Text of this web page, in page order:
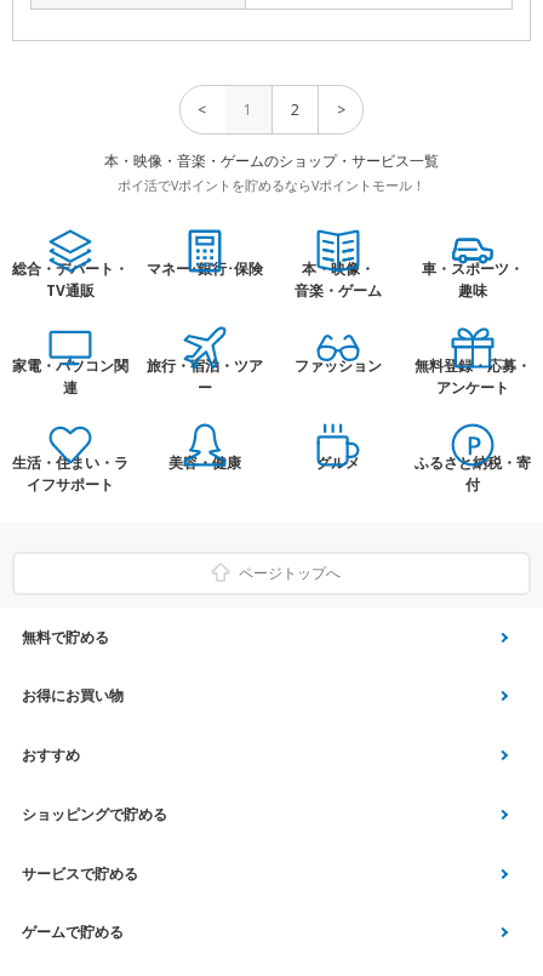
< 1 2 >
本・映像・音楽・ゲームのショップ・サービス一覧
ポイ活でVポイントを貯めるならVポイントモール！
総合・デパート・
TV通販
マネー･銀行･保険
本・映像・
音楽・ゲーム
車・スポーツ・
趣味
家電・パソコン関
連
旅行・宿泊・ツア
ー
ファッション
無料登録・応募・
アンケート
生活・住まい・ラ
イフサポート
美容・健康 グルメ
ふるさと納税・寄
付
ページトップへ
無料で貯める
ゲーム
Vアンケート
アプリ利用
クイズ
スクラッチ
お得にお買い物
Yahoo!ショッピング
Vサンプル
エコなお買い物
Vモニター
おすすめ
Vくじ
チラシ
aruku&
ショッピングで貯める
Yahoo! JAPANサービス
総合・デパート・TV通販
サービスで貯める
マネー･銀行･保険
ゲームで貯める